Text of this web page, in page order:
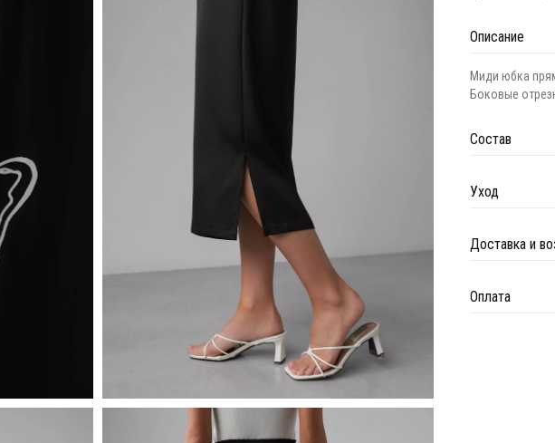
Описание
Миди юбка
Боковые
Состав
Уход
Доставка и
Оплата